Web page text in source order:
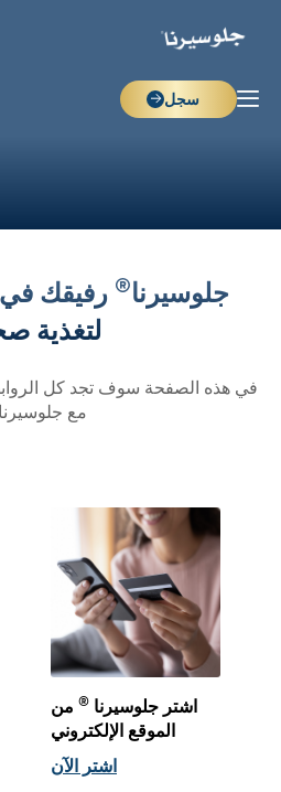
سجل
جلوسيرنا® رفيقك
لتغذية
في هذه الصفحة سوف تجد كل
مع
اشتر جلوسيرنا ® من
الموقع الإلكتروني
اشتر الآن